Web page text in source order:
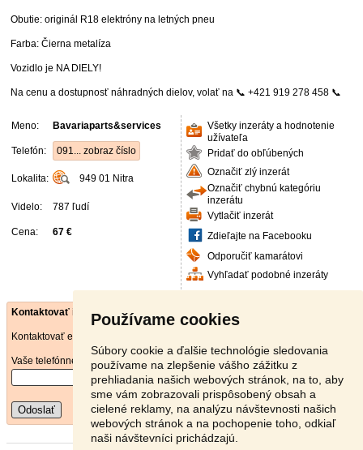
Používame cookies
Súbory cookie a ďalšie technológie sledovania
používame na zlepšenie vášho zážitku z
prehliadania našich webových stránok, na to, aby
sme vám zobrazovali prispôsobený obsah a
cielené reklamy, na analýzu návštevnosti našich
webových stránok a na pochopenie toho, odkiaľ
naši návštevníci prichádzajú.
Obutie: originál R18 elektróny na letných pneu
Farba: Čierna metalíza
Vozidlo je NA DIELY!
Na cenu a dostupnosť náhradných dielov, volať na 📞 +421 919 278 458 📞
Meno: Bavariaparts&services
Telefón: 091... zobraz číslo
Lokalita: 949 01 Nitra
Videlo: 787 ľudí
Cena: 67 €
Všetky inzeráty a hodnotenie
užívateľa
Pridať do obľúbených
Označiť zlý inzerát
Označiť chybnú kategóriu
inzerátu
Vytlačiť inzerát
Zdieľajte na Facebooku
Odporučiť kamarátovi
Vyhľadať podobné inzeráty
Kontaktovať inzerenta e-mailom
Kontaktovať e-mailom môže iba overený užívateľ.
Vaše telefónne číslo*
Odoslať